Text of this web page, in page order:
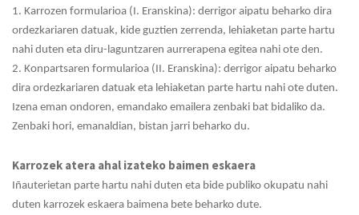
1. Karrozen formularioa (I. Eranskina): derrigor aipatu beharko dira
ordezkariaren datuak, kide guztien zerrenda, lehiaketan parte hartu
nahi duten eta diru-laguntzaren aurrerapena egitea nahi ote den.
2. Konpartsaren formularioa (II. Eranskina): derrigor aipatu beharko
dira ordezkariaren datuak eta lehiaketan parte hartu nahi ote duten.
Izena eman ondoren, emandako emailera zenbaki bat bidaliko da.
Zenbaki hori, emanaldian, bistan jarri beharko du.
Karrozek atera ahal izateko baimen eskaera
Iñauterietan parte hartu nahi duten eta bide publiko okupatu nahi
duten karrozek eskaera baimena bete beharko dute.